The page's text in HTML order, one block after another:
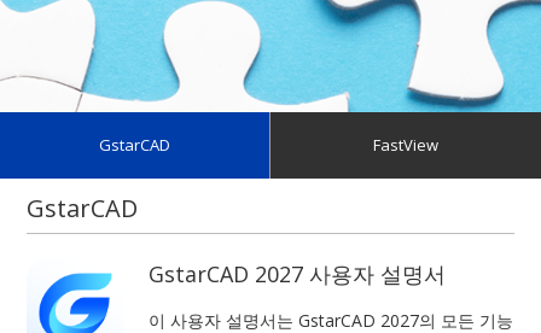
GstarCAD FastView
GstarCAD
GstarCAD 2027 사용자 설명서
이 사용자 설명서는 GstarCAD 2027의 모든 기능